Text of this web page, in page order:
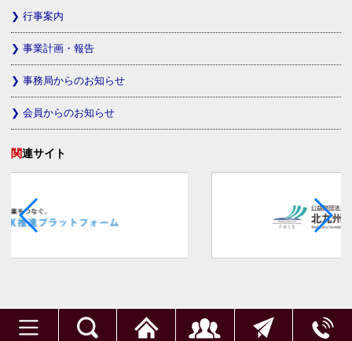
行事案内
事業計画・報告
事務局からのお知らせ
会員からのお知らせ
関連サイト